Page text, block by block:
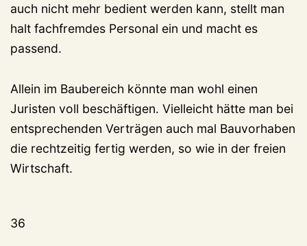
auch nicht mehr bedient werden kann, stellt man
halt fachfremdes Personal ein und macht es
passend.
Allein im Baubereich könnte man wohl einen
Juristen voll beschäftigen. Vielleicht hätte man bei
entsprechenden Verträgen auch mal Bauvorhaben
die rechtzeitig fertig werden, so wie in der freien
Wirtschaft.
36